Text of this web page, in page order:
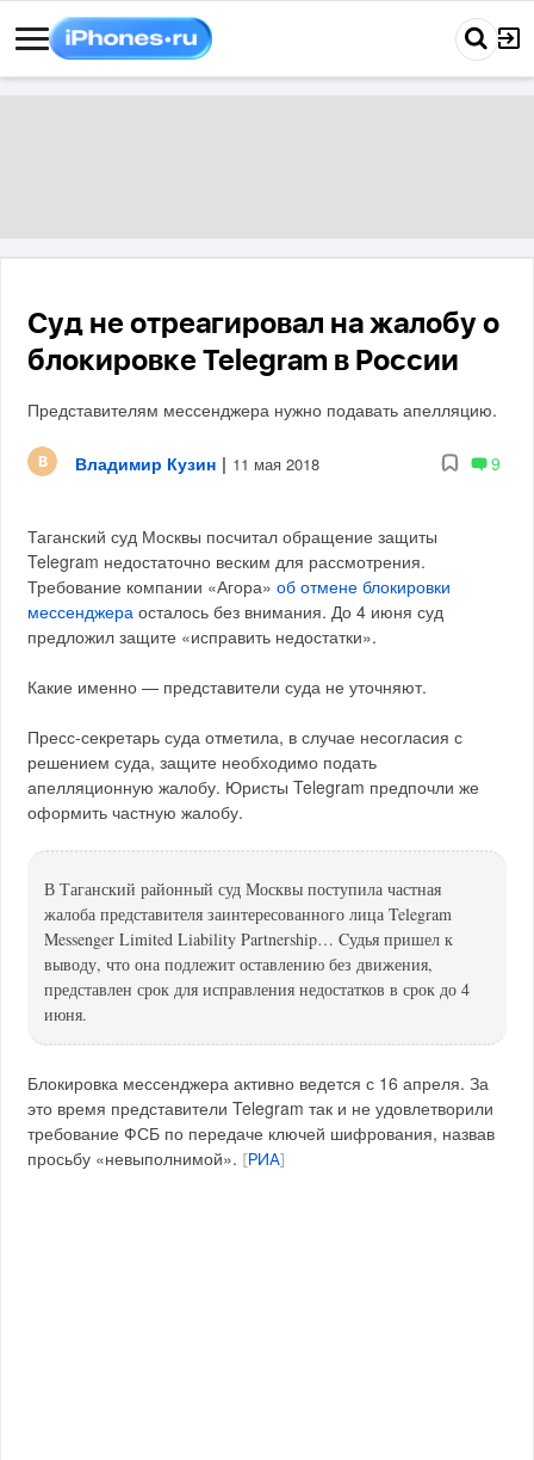
Суд не отреагировал на жалобу о
блокировке Telegram в России
Представителям мессенджера нужно подавать апелляцию.
Владимир Кузин | 11 мая 2018 9
Таганский суд Москвы посчитал обращение защиты
Telegram недостаточно веским для рассмотрения.
Требование компании «Агора»об отмене блокировки
мессенджераосталось без внимания. До 4 июня суд
предложил защите «исправить недостатки».
Какие именно — представители суда не уточняют.
Пресс-секретарь суда отметила, в случае несогласия с
решением суда, защите необходимо подать
апелляционную жалобу. Юристы Telegram предпочли же
оформить частную жалобу.
В Таганский районный суд Москвы поступила частная
жалоба представителя заинтересованного лица Telegram
Messenger Limited Liability Partnership… Cудья пришел к
выводу, что она подлежит оставлению без движения,
представлен срок для исправления недостатков в срок до 4
июня.
Блокировка мессенджера активно ведется с 16 апреля. За
это время представители Telegram так и не удовлетворили
требование ФСБ по передаче ключей шифрования, назвав
просьбу «невыполнимой».
РИА